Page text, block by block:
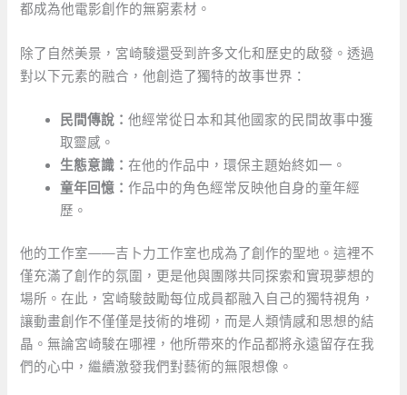
都成為他電影創作的無窮素材。
除了自然美景，宮崎駿還受到許多文化和歷史的啟發。透過
對以下元素的融合，他創造了獨特的故事世界：
民間傳說：他經常從日本和其他國家的民間故事中獲
取靈感。
生態意識：在他的作品中，環保主題始終如一。
童年回憶：作品中的角色經常反映他自身的童年經
歷。
他的工作室——吉卜力工作室也成為了創作的聖地。這裡不
僅充滿了創作的氛圍，更是他與團隊共同探索和實現夢想的
場所。在此，宮崎駿鼓勵每位成員都融入自己的獨特視角，
讓動畫創作不僅僅是技術的堆砌，而是人類情感和思想的結
晶。無論宮崎駿在哪裡，他所帶來的作品都將永遠留存在我
們的心中，繼續激發我們對藝術的無限想像。